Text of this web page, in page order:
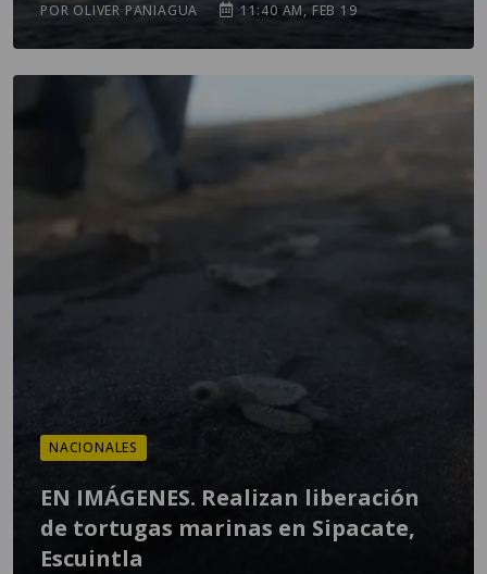
POR OLIVER PANIAGUA 11:40 AM, FEB 19
NACIONALES
EN IMÁGENES. Realizan liberación
de tortugas marinas en Sipacate,
Escuintla